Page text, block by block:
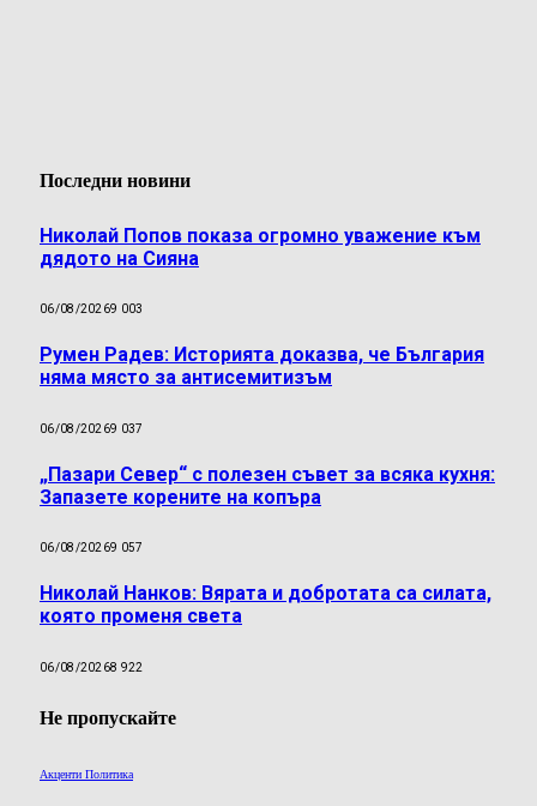
Последни новини
Николай Попов показа огромно уважение към
дядото на Сияна
06/08/20269 003
Румен Радев: Историята доказва, че България
няма място за антисемитизъм
06/08/20269 037
„Пазари Север“ с полезен съвет за всяка кухня:
Запазете корените на копъра
06/08/20269 057
Николай Нанков: Вярата и добротата са силата,
която променя света
06/08/20268 922
Не пропускайте
Акценти Политика